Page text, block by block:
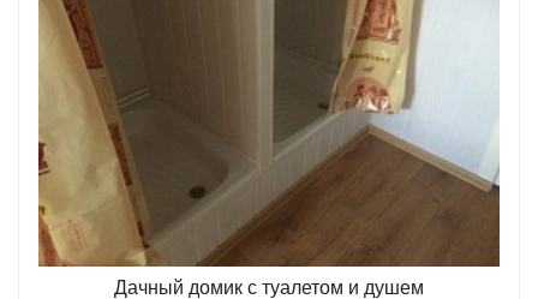
Дачный домик с туалетом и душем